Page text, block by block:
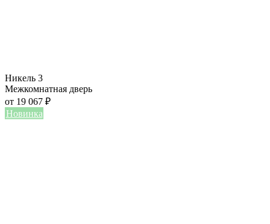
Никель 3
Межкомнатная дверь
от 19 067 ₽
Новинка